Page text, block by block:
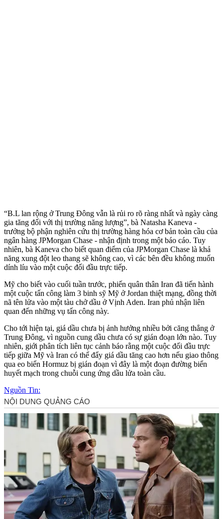
“B.L lan rộng ở Trung Đông vẫn là rủi ro rõ ràng nhất và ngày càng
gia tăng đối với thị trường năng lượng”, bà Natasha Kaneva -
trưởng bộ phận nghiên cứu thị trường hàng hóa cơ bản toàn cầu của
ngân hàng JPMorgan Chase - nhận định trong một báo cáo. Tuy
nhiên, bà Kaneva cho biết quan điểm của JPMorgan Chase là khả
năng xung đột leo thang sẽ không cao, vì các bên đều không muốn
dính líu vào một cuộc đối đầu trực tiếp.
Mỹ cho biết vào cuối tuần trước, phiến quân thân Iran đã tiến hành
một cuộc tấn công làm 3 binh sỹ Mỹ ở Jordan thiệt mạng, đồng thời
nã tên lửa vào một tàu chở dầu ở Vịnh Aden. Iran phủ nhận liên
quan đến những vụ tấn công này.
Cho tới hiện tại, giá dầu chưa bị ảnh hưởng nhiều bởi căng thẳng ở
Trung Đông, vì nguồn cung dầu chưa có sự gián đoạn lớn nào. Tuy
nhiên, giới phân tích liên tục cảnh báo rằng một cuộc đối đầu trực
tiếp giữa Mỹ và Iran có thể đẩy giá dầu tăng cao hơn nếu giao thông
qua eo biển Hormuz bị gián đoạn vì đây là một đoạn đường biển
huyết mạch trong chuỗi cung ứng dầu lửa toàn cầu.
Nguồn Tin: